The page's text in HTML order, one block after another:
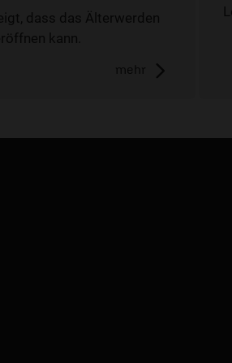
dass das Älterwerden
kann.
mehr